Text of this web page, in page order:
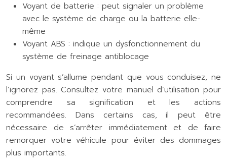
Voyant de batterie : peut signaler un problème
avec le système de charge ou la batterie elle-
même
Voyant ABS : indique un dysfonctionnement du
système de freinage antiblocage
Si un voyant s’allume pendant que vous conduisez, ne
l’ignorez pas. Consultez votre manuel d’utilisation pour
comprendre sa signification et les actions
recommandées. Dans certains cas, il peut être
nécessaire de s’arrêter immédiatement et de faire
remorquer votre véhicule pour éviter des dommages
plus importants.